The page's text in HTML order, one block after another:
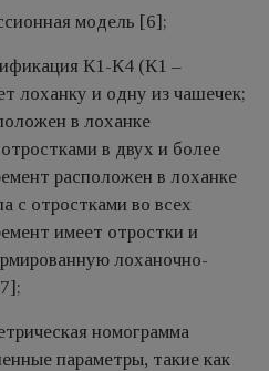
модель [6];
К1-К4 (К1 –
лоханку и одну из чашечек;
в лоханке
в двух и более
расположен в лоханке
с отростками во всех
имеет отростки и
лоханочно-
номограмма
параметры, такие как